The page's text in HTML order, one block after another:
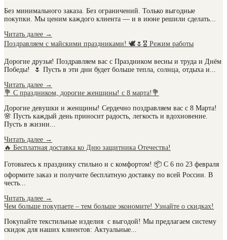
Без минимального заказа. Без ограничений. Только выгодные
покупки. Мы ценим каждого клиента — и в июне решили сделать...
Читать далее →
Поздравляем с майскими праздниками! 🕊️🌷🎖️ Режим работы
Дорогие друзья! Поздравляем вас с Праздником весны и труда и Днём
Победы! 🌷 Пусть в эти дни будет больше тепла, солнца, отдыха и...
Читать далее →
💐 С праздником, дорогие женщины! с 8 марта!💐
Дорогие девушки и женщины! Сердечно поздравляем вас с 8 Марта!
🌸 Пусть каждый день приносит радость, легкость и вдохновение.
Пусть в жизни...
Читать далее →
🔥 Бесплатная доставка ко Дню защитника Отечества!
Готовьтесь к празднику стильно и с комфортом! 📦 С 6 по 23 февраля
оформите заказ и получите бесплатную доставку по всей России. В
честь...
Читать далее →
Чем больше покупаете – тем больше экономите! Узнайте о скидках!
Покупайте текстильные изделия с выгодой! Мы предлагаем систему
скидок для наших клиентов: Актуальные...